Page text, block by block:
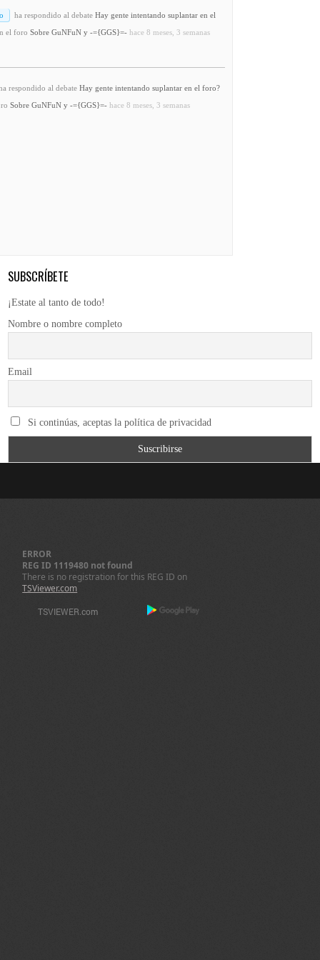
ha respondido al debate Hay gente intentando suplantar en el
el foro Sobre GuNFuN y -={GGS}=- hace 8 meses, 3 semanas
respondido al debate Hay gente intentando suplantar en el foro?
Sobre GuNFuN y -={GGS}=- hace 8 meses, 3 semanas
SUBSCRÍBETE
¡Estate al tanto de todo!
Nombre o nombre completo
Email
Si continúas, aceptas la política de privacidad
ERROR
REG ID 1119480 not found
There is no registration for this REG ID on
TSViewer.com